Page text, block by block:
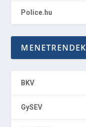
Police.hu
MENETRENDEK
BKV
GySEV